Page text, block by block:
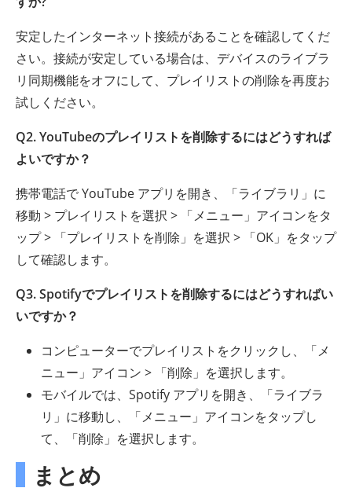
安定したインターネット接続があることを確認してくだ
さい。接続が安定している場合は、デバイスのライブラ
リ同期機能をオフにして、プレイリストの削除を再度お
試しください。
Q2. YouTubeのプレイリストを削除するにはどうすれば
よいですか？
携帯電話で YouTube アプリを開き、「ライブラリ」に
移動 > プレイリストを選択 > 「メニュー」アイコンをタ
ップ > 「プレイリストを削除」を選択 > 「OK」をタップ
して確認します。
Q3. Spotifyでプレイリストを削除するにはどうすればい
いですか？
コンピューターでプレイリストをクリックし、「メ
ニュー」アイコン > 「削除」を選択します。
モバイルでは、Spotify アプリを開き、「ライブラ
リ」に移動し、「メニュー」アイコンをタップし
て、「削除」を選択します。
まとめ